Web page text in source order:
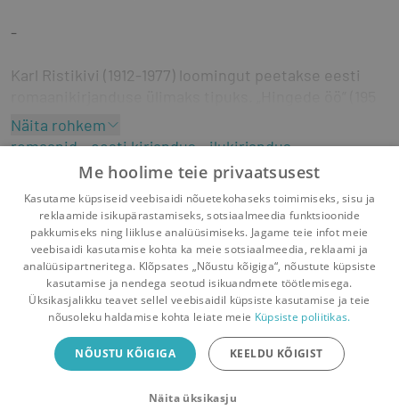
-
Karl Ristikivi (1912-1977) loomingut peetakse eesti
on kolmeosaline, meeleolult sünge ja huumorivaba.
minategelane uusaastaööl salapärasesse
suurlinnamajja, ekseldes selle lugematutes ruumides
ja keerdkäikudes. Ta kohtub maja asukatega ja
vestleb nendega inimelu mõtet puudutavatel
teemadel.
Kolmandas osas – „Seitse tunnistajat” – viibib
mitmes patus. Nende kahe osa vahel paikneb „Kiri
proua Agnes Rohumaale”, milles autor selgitab oma
kirjutamispõhimõtteid.
Näita rohkem
romaanid
eesti kirjandus
ilukirjandus
väliseesti kirjandus
ulmekirjandus
Pealehele Ostukorv Sõnumid Teated Konto
Raamatuvahetuse mobiiliäpp
Vaheta raamatuid veelgi mugavamalt!
Me hoolime teie privaatsusest
Kasutame küpsiseid veebisaidi nõuetekohaseks toimimiseks, sisu ja
reklaamide isikupärastamiseks, sotsiaalmeedia funktsioonide
pakkumiseks ning liikluse analüüsimiseks. Jagame teie infot meie
veebisaidi kasutamise kohta ka meie sotsiaalmeedia, reklaami ja
analüüsipartneritega. Klõpsates „Nõustu kõigiga“, nõustute küpsiste
kasutamise ja nendega seotud isikuandmete töötlemisega.
Üksikasjalikku teavet sellel veebisaidil küpsiste kasutamise ja teie
nõusoleku haldamise kohta leiate meie Küpsiste poliitikas.
NÕUSTU KÕIGIGA KEELDU KÕIGIST
Näita üksikasju